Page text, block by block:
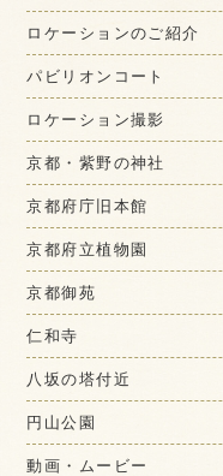
ロケーションのご紹介
パビリオンコート
ロケーション撮影
京都・紫野の神社
京都府庁旧本館
京都府立植物園
京都御苑
仁和寺
八坂の塔付近
円山公園
動画・ムービー